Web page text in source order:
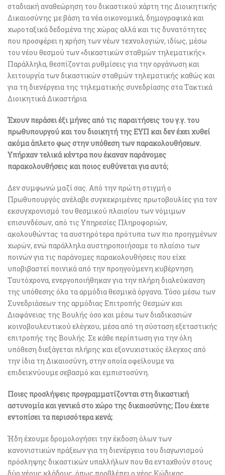
σταδιακή αναθεώρηση του δικαστικού χάρτη της Διοικητικής
Δικαιοσύνης με βάση τα νέα οικονομικά, δημογραφικά και
χωροταξικά δεδομένα της χώρας αλλά και τις δυνατότητες
που προσφέρει η χρήση των νέων τεχνολογιών, ιδίως, μέσω
του νέου θεσμού των «δικαστικών σταθμών τηλεματικής».
Παράλληλα, θεσπίζονται ρυθμίσεις για την οργάνωση και
λειτουργία των δικαστικών σταθμών τηλεματικής καθώς και
για τη διενέργεια της τηλεματικής συνεδρίασης στα Τακτικά
Διοικητικά Δικαστήρια.
Έχουν περάσει έξι μήνες από τις παραιτήσεις του γ.γ. του
πρωθυπουργού και του διοικητή της ΕΥΠ και δεν έχει χυθεί
ακόμα άπλετο φως στην υπόθεση των παρακολουθήσεων.
Υπήρχαν τελικά κέντρα που έκαναν παράνομες
παρακολουθήσεις και ποιος ευθύνεται για αυτό;
Δεν συμφωνώ μαζί σας. Από την πρώτη στιγμή ο
Πρωθυπουργός ανέλαβε συγκεκριμένες πρωτοβουλίες για τον
εκσυγχρονισμό του θεσμικού πλαισίου των νόμιμων
επισυνδέσων, από τις Υπηρεσίες Πληροφοριών,
ακολουθώντας τα αυστηρότερα πρότυπα των πιο προηγμένων
χωρών, ενώ παράλληλα αυστηροποιήσαμε το πλαίσιο των
ποινών για τις παράνομες παρακολουθήσεις που είχε
υποβιβαστεί ποινικά από την προηγούμενη κυβέρνηση.
Ταυτόχρονα, ενεργοποιήθηκαν για την πλήρη διαλεύκανση
της υπόθεσης όλα τα αρμόδια θεσμικά όργανα. Τόσο μέσω των
Συνεδριάσεων της αρμόδιας Επιτροπής Θεσμών και
Διαφάνειας της Βουλής όσο και μέσω των διαδικασιών
κοινοβουλευτικού ελέγχου, μέσα από τη σύσταση εξεταστικής
επιτροπής της Βουλής. Σε κάθε περίπτωση για την όλη
υπόθεση διεξάγεται πλήρης και εξονυχιστικός έλεγχος από
την ίδια τη Δικαιοσύνη, στην οποία οφείλουμε να
επιδεικνύουμε σεβασμό και εμπιστοσύνη.
Ποιες προσλήψεις προγραμματίζονται στη δικαστική
αστυνομία και γενικά στο χώρο της δικαιοσύνης; Που έχετε
εντοπίσει τα περισσότερα κενά;
Ήδη έχουμε δρομολογήσει την έκδοση όλων των
κανονιστικών πράξεων για τη διενέργεια του διαγωνισμού
πρόσληψης δικαστικών υπαλλήλων που θα ενταχθούν στους